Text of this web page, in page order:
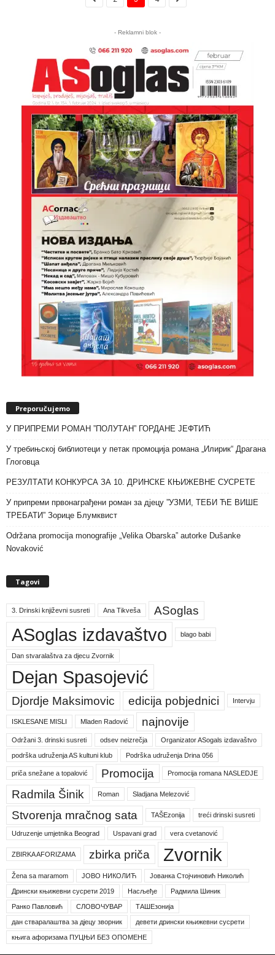
- Reklamni blok -
Preporučujemo
У ПРИПРЕМИ РОМАН ”ПОЛУТАН” ГОРДАНЕ ЈЕФТИЋ
У требињској библиотеци у петак промоција романа „Илирик“ Драгана
Глоговца
РЕЗУЛТАТИ КОНКУРСА ЗА 10. ДРИНСКЕ КЊИЖЕВНЕ СУСРЕТЕ
У припреми првонаграђени роман за дјецу ”УЗМИ, ТЕБИ ЋЕ ВИШЕ
ТРЕБАТИ” Зорице Блумквист
Održana promocija monografije „Velika Obarska” autorke Dušanke
Novaković
Tagovi
3. Drinski književni susreti Ana Tikveša ASoglas
ASoglas izdavaštvo blago babi
Dan stvaralaštva za djecu Zvornik
Dejan Spasojević
Djordje Maksimovic edicija pobjednici Intervju
ISKLESANE MISLI Mladen Radović najnovije
Održani 3. drinski susreti odsev neizrečja Organizator ASogals izdavaštvo
podrška udruženja AS kultuni klub Podrška udruženja Drina 056
priča snežane a topalović Promocija Promocija romana NASLEDJE
Radmila Šinik Roman Sladjana Melezović
Stvorenja mračnog sata TAŠEzonija treći drinski susreti
Udruzenje umjetnika Beograd Uspavani grad vera cvetanović
ZBIRKA AFORIZAMA zbirka priča Zvornik
Žena sa maramom ЈОВО НИКОЛИЋ Јованка Стојчиновић Николић
Дрински књижевни сусрети 2019 Насљеђе Радмила Шиник
Ранко Павловић СЛОВОЧУВАР ТАШЕзонија
дан стваралаштва за дјецу зворник девети дрински књижевни сусрети
књига афоризама ПУЦЊИ БЕЗ ОПОМЕНЕ